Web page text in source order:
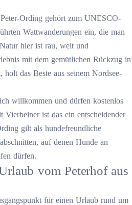
Ording gehört zum UNESCO-
Wattwanderungen ein, die man
hier ist rau, weit und
mit dem gemütlichen Rückzug in
das Beste aus seinem Nordsee-
willkommen und dürfen kostenlos
Vierbeiner ist das ein entscheidender
gilt als hundefreundliche
auf denen Hunde an
dürfen.
vom Peterhof aus
für einen Urlaub rund um